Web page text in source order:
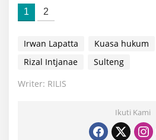
1 2
Irwan Lapatta Kuasa hukum
Rizal Intjanae
Sulteng
Writer: RILIS
Ikuti Kami